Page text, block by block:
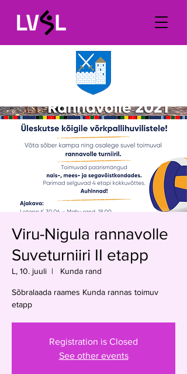
Viru-Nigula rannavolle
Suveturniiri II etapp
L, 10. juuli
  |
Kunda rand
Sõbralaada raames Kunda rannas toimuv
etapp
Registration is Closed
See other events